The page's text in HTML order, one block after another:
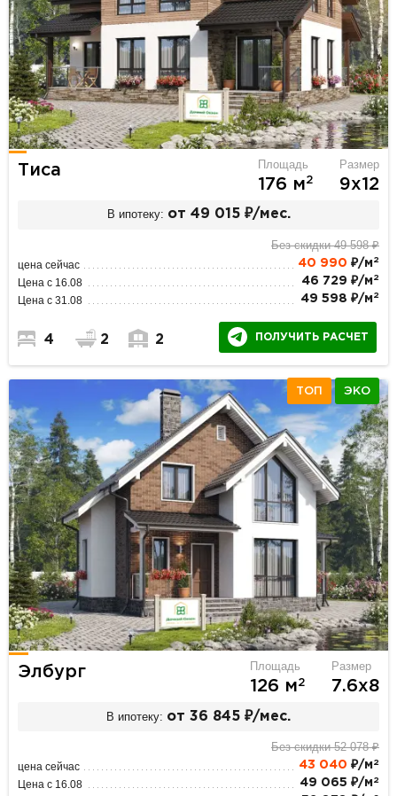
Тиса Площадь
176 м2
Размер
9х12
В ипотеку: от 49 015 ₽/мес.
Без скидки 49 598 ₽
цена сейчас 40 990 ₽/м 2
Цена с 16.08 46 729 ₽/м 2
Цена с 31.08 49 598 ₽/м 2
4 2 2 ПОЛУЧИТЬ РАСЧЕТ
ТОП ЭКО
Элбург Площадь
126 м2
Размер
7.6х8
В ипотеку: от 36 845 ₽/мес.
Без скидки 52 078 ₽
цена сейчас 43 040 ₽/м 2
Цена с 16.08 49 065 ₽/м 2